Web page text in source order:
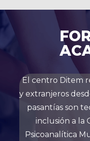
El centro Ditem
y extranjeros
pasantías son
inclusión a la
Psicoanalítica